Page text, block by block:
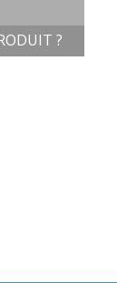
?